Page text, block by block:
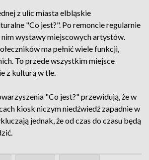
z ulic miasta elbląskie
"Co jest?". Po remoncie regularnie
wystawy miejscowych artystów.
ma pełnić wiele funkcji,
To przede wszystkim miejsce
z kulturą w tle.
"Co jest?" przewidują, że w
kiosk niczym niedźwiedź zapadnie w
jednak, że od czas do czasu będą